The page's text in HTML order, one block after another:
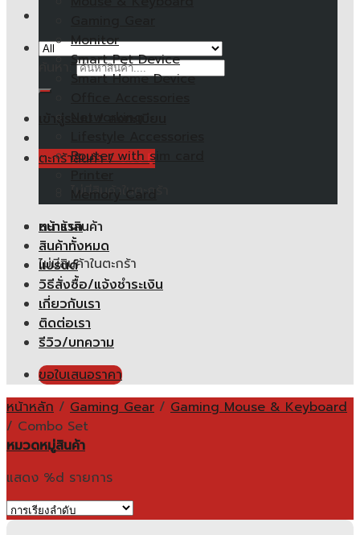
ตะกร้าสินค้า /0.00฿
ไม่มีสินค้าในตะกร้า
ตะกร้าสินค้า
ไม่มีสินค้าในตะกร้า
Monitor
Smart Pet Device
Smart Home Device
Router with sim card
Memory Card
หน้าแรก
สินค้าทั้งหมด
แบรนด์
วิธีสั่งซื้อ/แจ้งชำระเงิน
เกี่ยวกับเรา
ติดต่อเรา
รีวิว/บทความ
ขอใบเสนอราคา
หน้าหลัก / Gaming Gear / Gaming Mouse & Keyboard
/ Combo Set
หมวดหมู่สินค้า
แสดง %d รายการ